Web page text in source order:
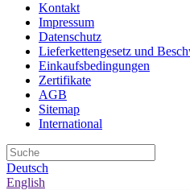
Kontakt
Impressum
Datenschutz
Lieferkettengesetz und
Einkaufsbedingungen
Zertifikate
AGB
Sitemap
International
Deutsch
English